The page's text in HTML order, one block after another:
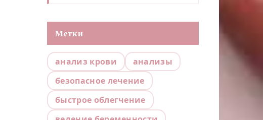
Метки
анализ крови
анализы
безопасное лечение
быстрое облегчение